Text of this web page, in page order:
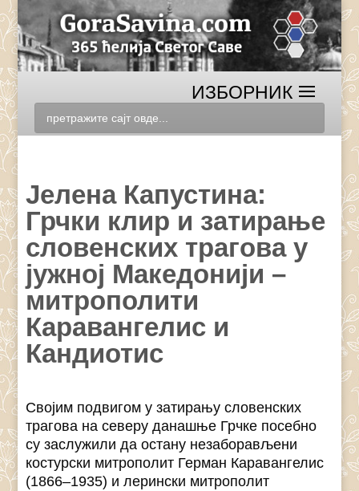
Јелена Капустина:
Грчки клир и затирање
словенских трагова у
јужној Македонији –
митрополити
Каравангелис и
Кандиотис
Својим подвигом у затирању словенских
трагова на северу данашње Грчке посебно
су заслужили да остану незаборављени
костурски митрополит Герман Каравангелис
(1866–1935) и лерински митрополит